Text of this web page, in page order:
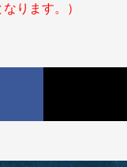
ります。）